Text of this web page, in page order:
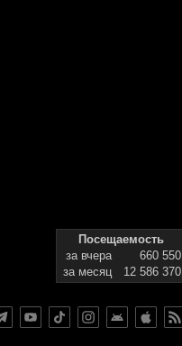
Посещаемость
за вчера
660 550
за месяц
12 586 370